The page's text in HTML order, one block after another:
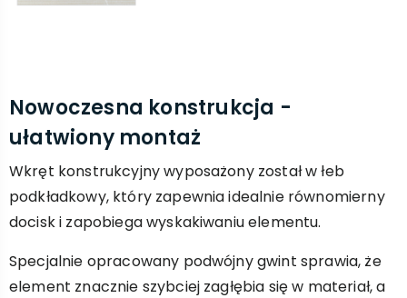
Nowoczesna konstrukcja -
ułatwiony montaż
Wkręt konstrukcyjny wyposażony został w łeb
podkładkowy, który zapewnia idealnie równomierny
docisk i zapobiega wyskakiwaniu elementu.
Specjalnie opracowany podwójny gwint sprawia, że
element znacznie szybciej zagłębia się w materiał, a